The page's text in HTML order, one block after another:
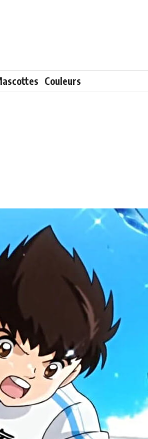
Couleurs